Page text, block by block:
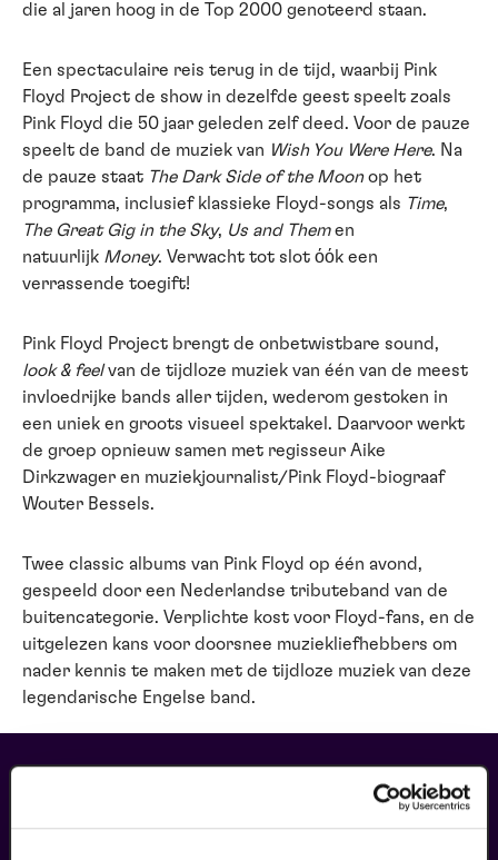
die al jaren hoog in de Top 2000 genoteerd staan.
Een spectaculaire reis terug in de tijd, waarbij Pink
Floyd Project de show in dezelfde geest speelt zoals
Pink Floyd die 50 jaar geleden zelf deed. Voor de pauze
speelt de band de muziek van
Wish You Were Here. Na
de pauze staat The Dark Side of the Moonop het
programma, inclusief klassieke Floyd-songs als Time,
The Great Gig in the Sky, Us and Themen
natuurlijk Money. Verwacht tot slot όόk een
verrassende toegift!
Pink Floyd Project brengt de onbetwistbare sound,
look & feelvan de tijdloze muziek van één van de meest
invloedrijke bands aller tijden, wederom gestoken in
een uniek en groots visueel spektakel. Daarvoor werkt
de groep opnieuw samen met regisseur Aike
Dirkzwager en muziekjournalist/Pink Floyd-biograaf
Wouter Bessels.
Twee classic albums van Pink Floyd op één avond,
gespeeld door een Nederlandse tributeband van de
buitencategorie. Verplichte kost voor Floyd-fans, en de
uitgelezen kans voor doorsnee muziekliefhebbers om
nader kennis te maken met de tijdloze muziek van deze
legendarische Engelse band.